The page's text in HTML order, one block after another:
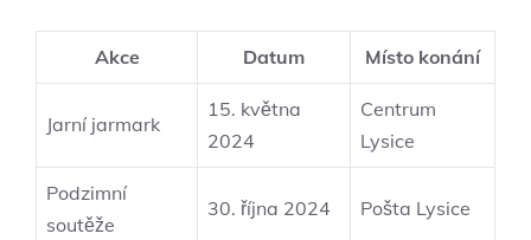
Akce Datum Místo konání
Jarní jarmark
15. května
2024
Centrum
Lysice
Podzimní
soutěže
30. října 2024 Pošta Lysice